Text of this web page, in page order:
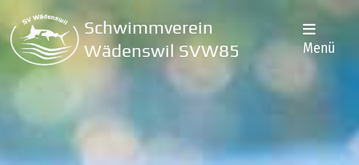
Schwimmverein
Wädenswil SVW85
Menü